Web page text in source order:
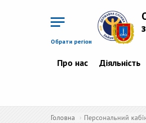
Обрати регіон
Про нас Діяльність
Головна Персональний